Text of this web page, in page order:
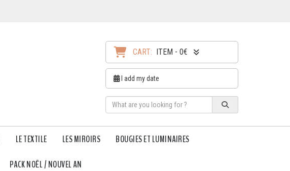
CART: ITEM - 0€
I add my date
LE TEXTILE LES MIROIRS BOUGIES ET LUMINAIRES
PACK NOËL / NOUVEL AN